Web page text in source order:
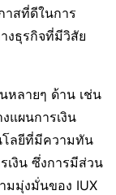
าสที่ดีในการ
งธุรกิจที่มีวิสัย
หลายๆ ด้าน เช่น
แผนการเงิน
โลยีที่มีความทัน
เงิน ซึ่งการมีส่วน
มมุ่งมั่นของ IUX